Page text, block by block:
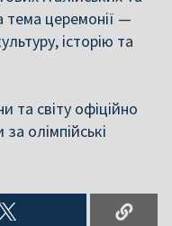
тема церемонії —
історію та
та світу офіційно
олімпійські